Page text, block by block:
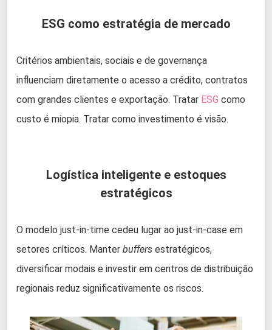
ESG como estratégia de mercado
Critérios ambientais, sociais e de governança
influenciam diretamente o acesso a crédito, contratos
com grandes clientes e exportação. Tratar ESG como
custo é miopia. Tratar como investimento é visão.
Logística inteligente e estoques
estratégicos
O modelo just-in-time cedeu lugar ao just-in-case em
setores críticos. Manter buffers estratégicos,
diversificar modais e investir em centros de distribuição
regionais reduz significativamente os riscos.